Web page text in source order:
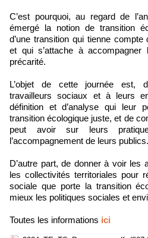
C’est pourquoi, au regard de
émergé la notion de transition
d’une transition qui tienne
et qui s’attache à
précarité.
L’objet de cette journée est,
travailleurs sociaux et à leurs
définition et d’analyse qui leur
transition écologique juste, et de
peut avoir sur leurs
l’accompagnement de leurs publics.
D’autre part, de donner à voir
les collectivités territoriales pour
sociale que porte la transition
mieux les politiques sociales et
Toutes les informations ici